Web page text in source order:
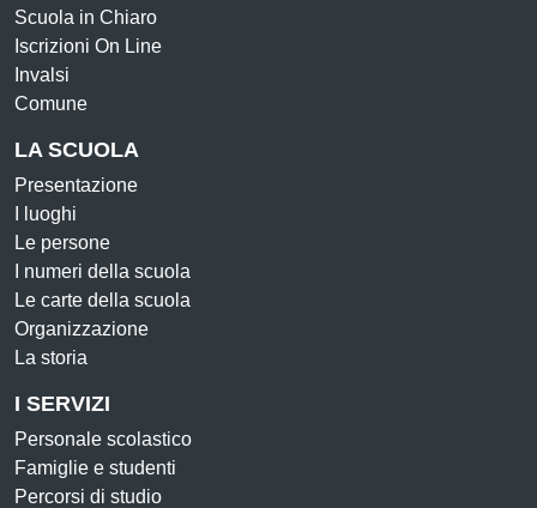
Scuola in Chiaro
Iscrizioni On Line
Invalsi
Comune
LA SCUOLA
Presentazione
I luoghi
Le persone
I numeri della scuola
Le carte della scuola
Organizzazione
La storia
I SERVIZI
Personale scolastico
Famiglie e studenti
Percorsi di studio